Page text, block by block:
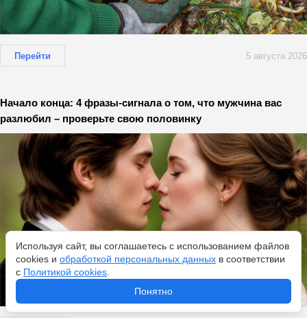
Перейти 5 августа 2026
Начало конца: 4 фразы-сигнала о том, что мужчина вас
разлюбил – проверьте свою половинку
Используя сайт, вы соглашаетесь с использованием файлов
cookies и обработкой персональных данных в соответствии
с Политикой cookies
Понятно